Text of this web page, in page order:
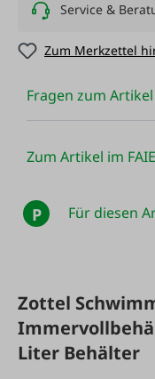
Service &
Zum Merkzettel
Fragen zum Artikel
Zum Artikel im
P Für diesen
Zottel
Liter Behälter